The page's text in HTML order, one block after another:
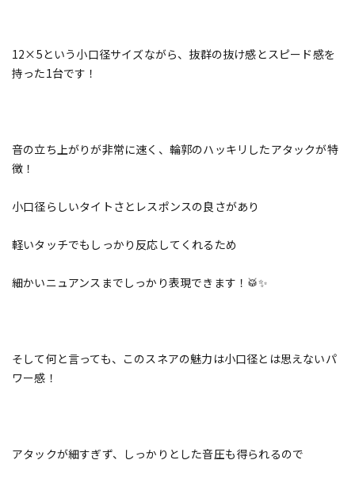
12×5という小口径サイズながら、抜群の抜け感とスピード感を
持った1台です！
音の立ち上がりが非常に速く、輪郭のハッキリしたアタックが特
徴！
小口径らしいタイトさとレスポンスの良さがあり
軽いタッチでもしっかり反応してくれるため
細かいニュアンスまでしっかり表現できます！🥁✨
そして何と言っても、このスネアの魅力は小口径とは思えないパ
ワー感！
アタックが細すぎず、しっかりとした音圧も得られるので